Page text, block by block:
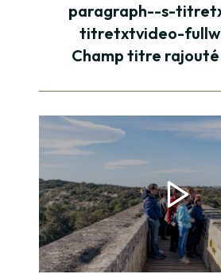
paragraph--s-
titretxtvideo-
Champ titre rajouté